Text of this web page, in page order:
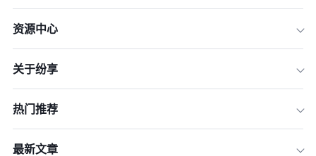
三、确定市场定位和差异化
资源中心
关于纷享
热门推荐
最新文章